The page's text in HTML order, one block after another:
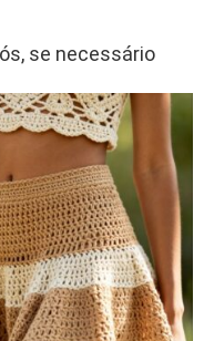
se necessário